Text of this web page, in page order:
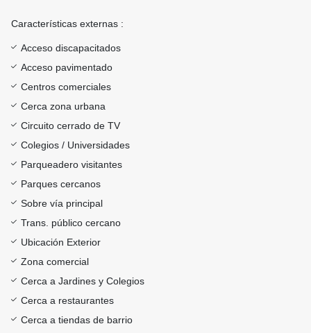
Características externas :
Acceso discapacitados
Acceso pavimentado
Centros comerciales
Cerca zona urbana
Circuito cerrado de TV
Colegios / Universidades
Parqueadero visitantes
Parques cercanos
Sobre vía principal
Trans. público cercano
Ubicación Exterior
Zona comercial
Cerca a Jardines y Colegios
Cerca a restaurantes
Cerca a tiendas de barrio